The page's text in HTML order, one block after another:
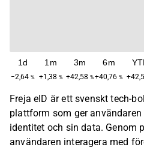
1d
−2,64 %
1m
+1,38 %
3m
+42,58 %
6m
+40,76 %
Freja eID är ett svenskt tech-
plattform som ger
identitet och sin data. Genom
användaren interagera med